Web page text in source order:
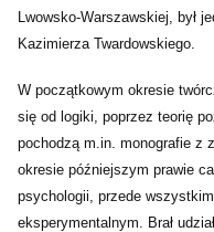
Lwowsko-Warszawskiej, był
Kazimierza Twardowskiego.
W początkowym okresie
się od logiki, poprzez teorię
pochodzą m.in. monografie z
okresie późniejszym prawie
psychologii, przede
eksperymentalnym. Brał